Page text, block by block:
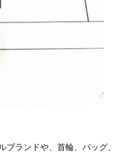
ブランドや、首輪、バッグ、